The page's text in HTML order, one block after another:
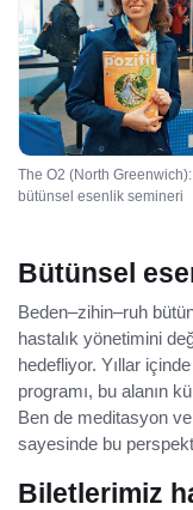
The O2 (North
bütünsel esenlik semineri
Bütünsel
Beden–zihin–ruh
hastalık yönetimini
hedefliyor. Yıllar
programı, bu alanın
Ben de meditasyon
sayesinde bu
Biletlerimiz